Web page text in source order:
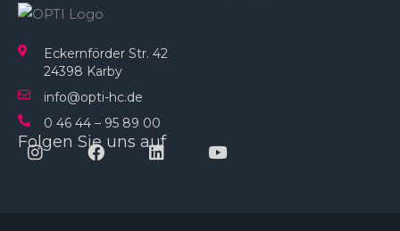
Eckernförder Str. 42
24398 Karby
info@opti-hc.de
0 46 44 – 95 89 00
Folgen Sie uns auf
InstagramFacebookLinkedinYoutube